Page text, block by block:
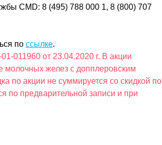
CMD: 8 (495) 788 000 1, 8 (800) 707
по ссылке.
011960 от 23.04.2020 г. В акции
молочных желез с допплеровским
по акции не суммируется со скидкой по
по предварительной записи и при